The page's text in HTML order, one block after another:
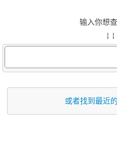
输入你想
↓
或者找到最近